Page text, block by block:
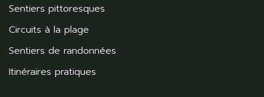
Sentiers pittoresques
Circuits à la plage
Sentiers de randonnées
Itinéraires pratiques